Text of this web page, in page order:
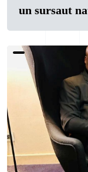
un sursaut